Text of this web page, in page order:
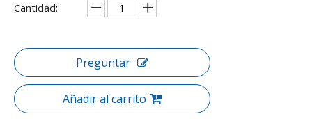
Cantidad:
Preguntar
Añadir al carrito